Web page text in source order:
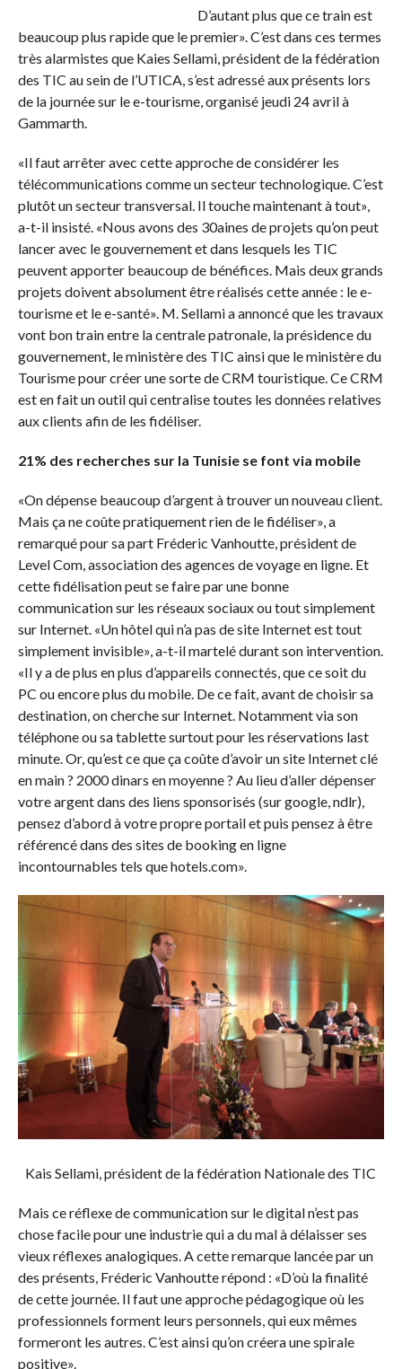
D’autant plus que ce train est
beaucoup plus rapide que le premier». C’est dans ces termes
très alarmistes que Kaies Sellami, président de la fédération
des TIC au sein de l’UTICA, s’est adressé aux présents lors
de la journée sur le e-tourisme, organisé jeudi 24 avril à
Gammarth.
«Il faut arrêter avec cette approche de considérer les
télécommunications comme un secteur technologique. C’est
plutôt un secteur transversal. Il touche maintenant à tout»,
a-t-il insisté. «Nous avons des 30aines de projets qu’on peut
lancer avec le gouvernement et dans lesquels les TIC
peuvent apporter beaucoup de bénéfices. Mais deux grands
projets doivent absolument être réalisés cette année : le e-
tourisme et le e-santé». M. Sellami a annoncé que les travaux
vont bon train entre la centrale patronale, la présidence du
gouvernement, le ministère des TIC ainsi que le ministère du
Tourisme pour créer une sorte de CRM touristique. Ce CRM
est en fait un outil qui centralise toutes les données relatives
aux clients afin de les fidéliser.
21% des recherches sur la Tunisie se font via mobile
«On dépense beaucoup d’argent à trouver un nouveau client.
Mais ça ne coûte pratiquement rien de le fidéliser», a
remarqué pour sa part Fréderic Vanhoutte, président de
Level Com, association des agences de voyage en ligne. Et
cette fidélisation peut se faire par une bonne
communication sur les réseaux sociaux ou tout simplement
sur Internet. «Un hôtel qui n’a pas de site Internet est tout
simplement invisible», a-t-il martelé durant son intervention.
«Il y a de plus en plus d’appareils connectés, que ce soit du
PC ou encore plus du mobile. De ce fait, avant de choisir sa
destination, on cherche sur Internet. Notamment via son
téléphone ou sa tablette surtout pour les réservations last
minute. Or, qu’est ce que ça coûte d’avoir un site Internet clé
en main ? 2000 dinars en moyenne ? Au lieu d’aller dépenser
votre argent dans des liens sponsorisés (sur google, ndlr),
pensez d’abord à votre propre portail et puis pensez à être
référencé dans des sites de booking en ligne
incontournables tels que hotels.com».
Kais Sellami, président de la fédération Nationale des TIC
Mais ce réflexe de communication sur le digital n’est pas
chose facile pour une industrie qui a du mal à délaisser ses
vieux réflexes analogiques. A cette remarque lancée par un
des présents, Fréderic Vanhoutte répond : «D’où la finalité
de cette journée. Il faut une approche pédagogique où les
professionnels forment leurs personnels, qui eux mêmes
formeront les autres. C’est ainsi qu’on créera une spirale
positive».